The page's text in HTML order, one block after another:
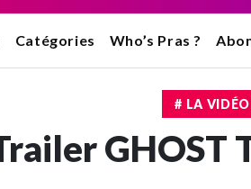
Catégories Who’s Pras ?
# LA
GHOST